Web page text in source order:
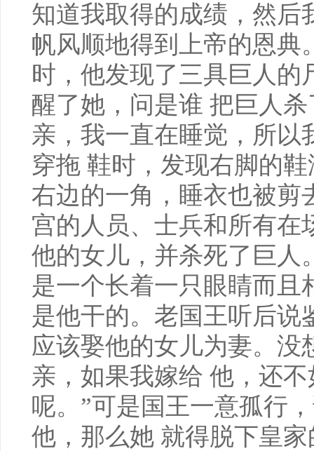
知道我取得的成绩，然后
帆风顺地得到上帝的恩典
时，他发现了三具巨人的
醒了她，问是谁 把巨人
亲，我一直在睡觉，所以
穿拖 鞋时，发现右脚的
右边的一角，睡衣也被剪
宫的人员、士兵和所有在
他的女儿，并杀死了巨人
是一个长着一只眼睛而且
是他干的。老国王听后说
应该娶他的女儿为妻。没
亲，如果我嫁给 他，还
呢。”可是国王一意孤行
他，那么她 就得脱下皇